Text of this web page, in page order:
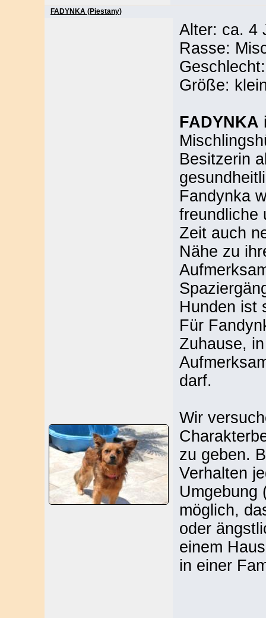
FADYNKA (Piestany)
Alter: ca. 4
Rasse:
Größe:
FADYNKA
Besitzerin
Fandynka
freundliche
Zeit auch
Nähe zu
Hunden ist
Für
Zuhause,
darf.
Wir
zu geben.
Verhalten
Umgebung
möglich,
oder
einem
in einer